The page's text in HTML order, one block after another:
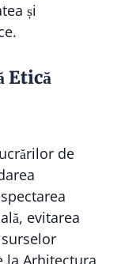
și
Etică
de
evitarea
la Arhitectura